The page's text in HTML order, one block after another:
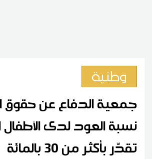
وطنية
جمعية الدفاع عن حقوق
نسبة العود لدى الأطفال
تقدّر بأكثر من 30 بالمائة